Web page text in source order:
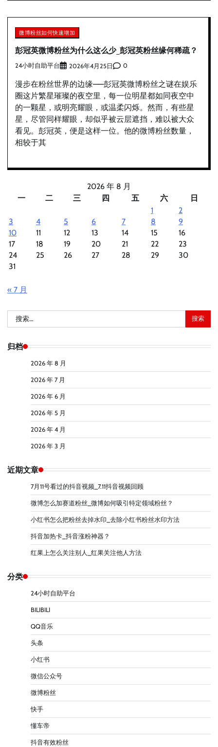
微博粉丝如何快速增加
彭冠英微博粉丝为什么这么少_彭冠英粉丝缘何稀疏？
24小时自助平台 2026年4月25日 0
漫步在粉丝世界的边缘——彭冠英微博粉丝之谜在娱乐
圈这片繁星璀璨的夜空里，每一位明星都如同夜空中
的一颗星，或明亮耀眼，或温柔闪烁。然而，有些星
星，尽管同样耀眼，却似乎被云层遮挡，难以被大众
看见。彭冠英，便是这样一位。他的微博粉丝数量，
相较于其
2026 年 8 月
一
二 三 四 五 六
日
1
2
3
4 5 6 7 8
9
10
11 12 13 14 15
16
17
18 19 20 21 22
23
24
25 26 27 28 29
30
31
« 7 月
索：
归档
2026 年 8 月
2026 年 7 月
2026 年 6 月
2026 年 5 月
2026 年 4 月
2026 年 3 月
近期文章
7月11号看过的抖音视频_7.11抖音视频回顾
微博怎么加赛道粉丝_微博如何吸引特定领域粉丝？
小红书怎么把粉丝去掉水印_去除小红书粉丝水印方法
抖音加热卡_抖音涨粉神器？
红果上怎么关注别人_红果关注他人方法
分类
24小时自助平台
BILIBILI
QQ音乐
头条
小红书
微信公众号
微博粉丝
快手
懂车帝
抖音有效粉丝